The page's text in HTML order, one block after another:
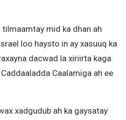
tilmaamtay mid ka dhan ah
loo haysto in ay xasuuq ka
dacwad la xiriirta kaga
Caalamiga ah ee
xadgudub ah ka gaysatay